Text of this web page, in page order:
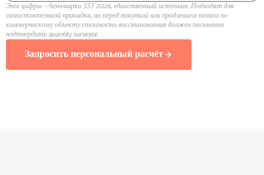
Эти цифры — бенчмарки SST 2026, единственный источник. Подходят для
самостоятельной прикидки, но перед покупкой или продлением полиса по
коммерческому объекту стоимость восстановления должен письменно
подтвердить quantity surveyor.
Запросить персональный расчёт